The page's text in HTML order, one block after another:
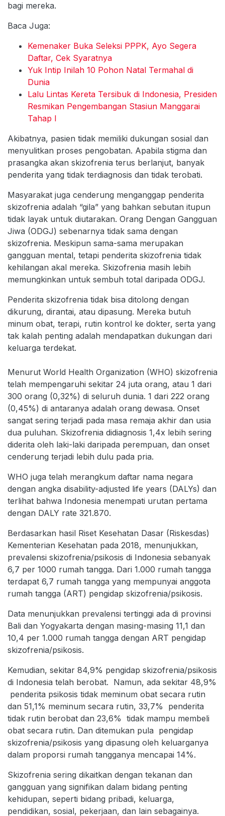
bagi mereka.
Baca Juga:
Kemenaker Buka Seleksi PPPK, Ayo Segera
Daftar, Cek Syaratnya
Yuk Intip Inilah 10 Pohon Natal Termahal di
Dunia
Lalu Lintas Kereta Tersibuk di Indonesia, Presiden
Resmikan Pengembangan Stasiun Manggarai
Tahap I
Akibatnya, pasien tidak memiliki dukungan sosial dan
menyulitkan proses pengobatan. Apabila stigma dan
prasangka akan skizofrenia terus berlanjut, banyak
penderita yang tidak terdiagnosis dan tidak terobati.
Masyarakat juga cenderung menganggap penderita
skizofrenia adalah “gila” yang bahkan sebutan itupun
tidak layak untuk diutarakan. Orang Dengan Gangguan
Jiwa (ODGJ) sebenarnya tidak sama dengan
skizofrenia. Meskipun sama-sama merupakan
gangguan mental, tetapi penderita skizofrenia tidak
kehilangan akal mereka. Skizofrenia masih lebih
memungkinkan untuk sembuh total daripada ODGJ.
Penderita skizofrenia tidak bisa ditolong dengan
dikurung, dirantai, atau dipasung. Mereka butuh
minum obat, terapi, rutin kontrol ke dokter, serta yang
tak kalah penting adalah mendapatkan dukungan dari
keluarga terdekat.
Menurut World Health Organization (WHO) skizofrenia
telah mempengaruhi sekitar 24 juta orang, atau 1 dari
300 orang (0,32%) di seluruh dunia. 1 dari 222 orang
(0,45%) di antaranya adalah orang dewasa. Onset
sangat sering terjadi pada masa remaja akhir dan usia
dua puluhan. Skizofrenia didiagnosis 1,4x lebih sering
diderita oleh laki-laki daripada perempuan, dan onset
cenderung terjadi lebih dulu pada pria.
WHO juga telah merangkum daftar nama negara
dengan angka disability-adjusted life years (DALYs) dan
terlihat bahwa Indonesia menempati urutan pertama
dengan DALY rate 321.870.
Berdasarkan hasil Riset Kesehatan Dasar (Riskesdas)
Kementerian Kesehatan pada 2018, menunjukkan,
prevalensi skizofrenia/psikosis di Indonesia sebanyak
6,7 per 1000 rumah tangga. Dari 1.000 rumah tangga
terdapat 6,7 rumah tangga yang mempunyai anggota
rumah tangga (ART) pengidap skizofrenia/psikosis.
Data menunjukkan prevalensi tertinggi ada di provinsi
Bali dan Yogyakarta dengan masing-masing 11,1 dan
10,4 per 1.000 rumah tangga dengan ART pengidap
skizofrenia/psikosis.
Kemudian, sekitar 84,9% pengidap skizofrenia/psikosis
di Indonesia telah berobat. Namun, ada sekitar 48,9%
penderita psikosis tidak meminum obat secara rutin
dan 51,1% meminum secara rutin, 33,7% penderita
tidak rutin berobat dan 23,6% tidak mampu membeli
obat secara rutin. Dan ditemukan pula pengidap
skizofrenia/psikosis yang dipasung oleh keluarganya
dalam proporsi rumah tangganya mencapai 14%.
Skizofrenia sering dikaitkan dengan tekanan dan
gangguan yang signifikan dalam bidang penting
kehidupan, seperti bidang pribadi, keluarga,
pendidikan, sosial, pekerjaan, dan lain sebagainya.